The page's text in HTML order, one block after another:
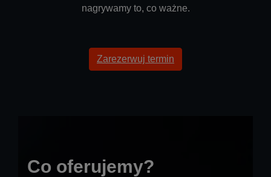
nagrywamy to, co ważne.
Zarezerwuj termin
Co oferujemy?